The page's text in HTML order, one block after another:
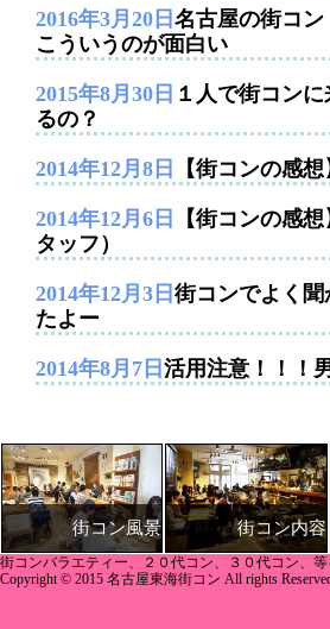
2016年3月20日 名古屋の街コ
こういうのが面白い
2015年8月30日 １人で街コン
るの？
2014年12月8日 【街コンの感
2014年12月6日
【街コンの感
タッフ）
2014年12月3日 街コンでよく
たよー
2014年8月7日 活用注意！！！
街コン風景 街コン内容
街コンバラエティー、２０代コン、３０代コン、
Copyright © 2015 名古屋東海街コン All rights